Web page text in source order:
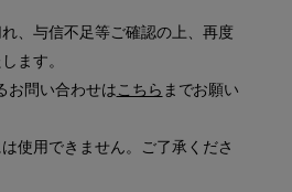
、与信不足等ご確認の上、再度
ます。
問い合わせはこちら までお願い
使用できません。ご了承くださ